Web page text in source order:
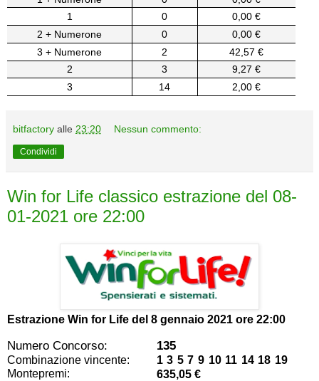
1
0
0,00 €
2 + Numerone
0
0,00 €
3 + Numerone
2
42,57 €
2
3
9,27 €
3
14 2,00 €
bitfactory alle 23:20 Nessun commento:
Condividi
Win for Life classico estrazione del 08-
01-2021 ore 22:00
Estrazione Win for Life del 8 gennaio 2021 ore 22:00
Numero Concorso: 135
Combinazione vincente:
1 3 5 7 9 10 11 14 18 19
Montepremi:
635,05 €